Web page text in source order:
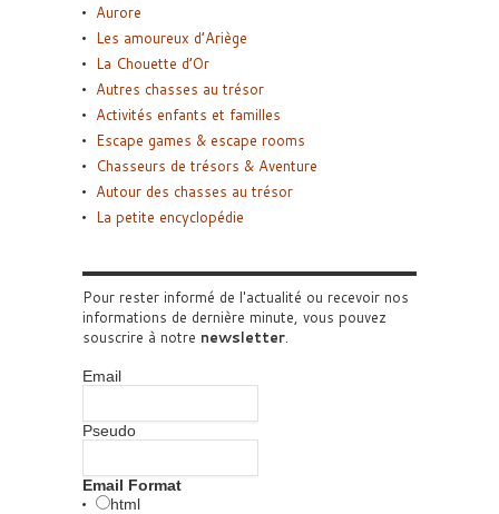
Aurore
Les amoureux d’Ariège
La Chouette d’Or
Autres chasses au trésor
Activités enfants et familles
Escape games & escape rooms
Chasseurs de trésors & Aventure
Autour des chasses au trésor
La petite encyclopédie
Pour rester informé de l'actualité ou recevoir nos
informations de dernière minute, vous pouvez
souscrire à notre newsletter.
Email
Pseudo
Email Format
html